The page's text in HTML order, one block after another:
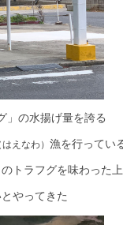
」の水揚げ量を誇る
えなわ） 漁を行ってい
トラフグを味わった上
やってきた